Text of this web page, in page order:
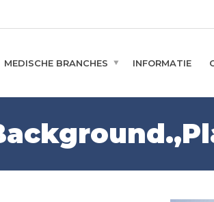
MEDISCHE BRANCHES INFORMATIE